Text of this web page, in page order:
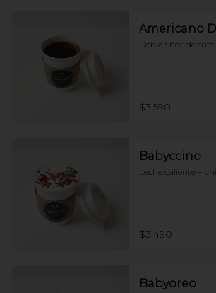
Americano
Doble Shot de
$3.590
Babyccino
Leche caliente +
$3.490
Babyoreo